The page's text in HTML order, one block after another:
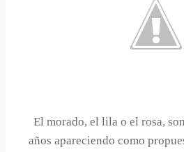
El morado, el lila o el rosa,
años apareciendo como